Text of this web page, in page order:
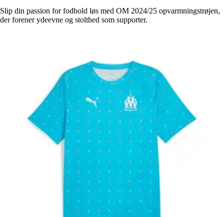
Slip din passion for fodbold løs med OM 2024/25 opvarmningstrøjen,
der forener ydeevne og stolthed som supporter.